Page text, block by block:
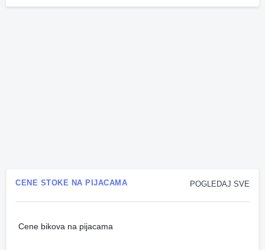
POGLEDAJ SVE
CENE STOKE NA PIJACAMA
Cene bikova na pijacama